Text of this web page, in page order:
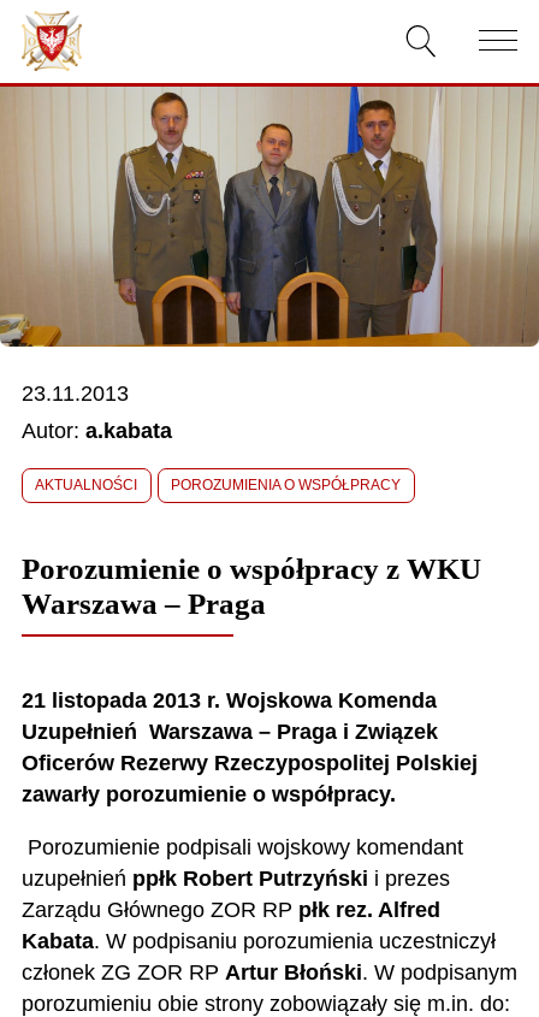
AKTUALNOŚCI
O ZWIĄZKU
DOKUMENTY
RELACJE FILMOWE
KONKURSY
23.11.2013
Autor: a.kabata
AKTUALNOŚCI POROZUMIENIA O WSPÓŁPRACY
Porozumienie o współpracy z WKU
Warszawa – Praga
21 listopada 2013 r. Wojskowa Komenda
Uzupełnień Warszawa – Praga i Związek
Oficerów Rezerwy Rzeczypospolitej Polskiej
zawarły porozumienie o współpracy.
Porozumienie podpisali wojskowy komendant
uzupełnień ppłk Robert Putrzyński i prezes
Zarządu Głównego ZOR RP płk rez. Alfred
Kabata. W podpisaniu porozumienia uczestniczył
członek ZG ZOR RP Artur Błoński. W podpisanym
porozumieniu obie strony zobowiązały się m.in. do: